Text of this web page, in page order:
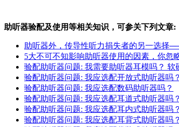
助听器验配及使用等相关知识，可参关下列文章:
助听器外，传导性听力捐失者的另一选择
5大不可不知影响助听器使用的因素，你忽
验配助听器问题: 我需要助听器耳模吗？ 软
验配助听器问题: 我应选配开放式助听器吗？
验配助听器问题: 我应选配数码助听器吗？
验配助听器问题: 我应选配耳道式助听器吗？
验配助听器问题: 我应选配耳内式助听器吗？
验配助听器问题: 我应选配耳背式助听器吗？